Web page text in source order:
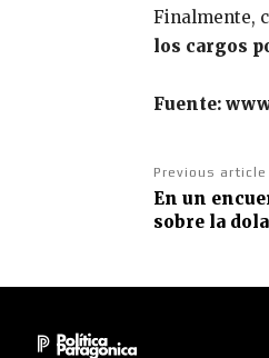
Finalmente,
los cargos
Fuente:
Previous article
En un
sobre la